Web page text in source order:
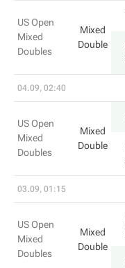
US Open
Mixed
Doubles
Mixed
Double
04.09, 02:40
US Open
Mixed
Doubles
Mixed
Double
03.09, 01:15
US Open
Mixed
Doubles
Mixed
Double